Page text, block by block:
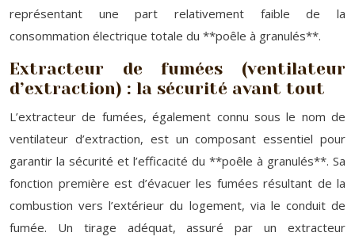
représentant une part relativement faible de la
consommation électrique totale du **poêle à granulés**.
Extracteur de fumées (ventilateur
d’extraction) : la sécurité avant tout
L’extracteur de fumées, également connu sous le nom de
ventilateur d’extraction, est un composant essentiel pour
garantir la sécurité et l’efficacité du **poêle à granulés**. Sa
fonction première est d’évacuer les fumées résultant de la
combustion vers l’extérieur du logement, via le conduit de
fumée. Un tirage adéquat, assuré par un extracteur